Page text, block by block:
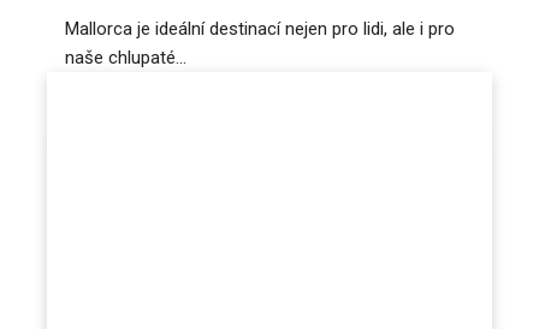
Mallorca je ideální destinací nejen pro lidi, ale i pro
naše chlupaté...